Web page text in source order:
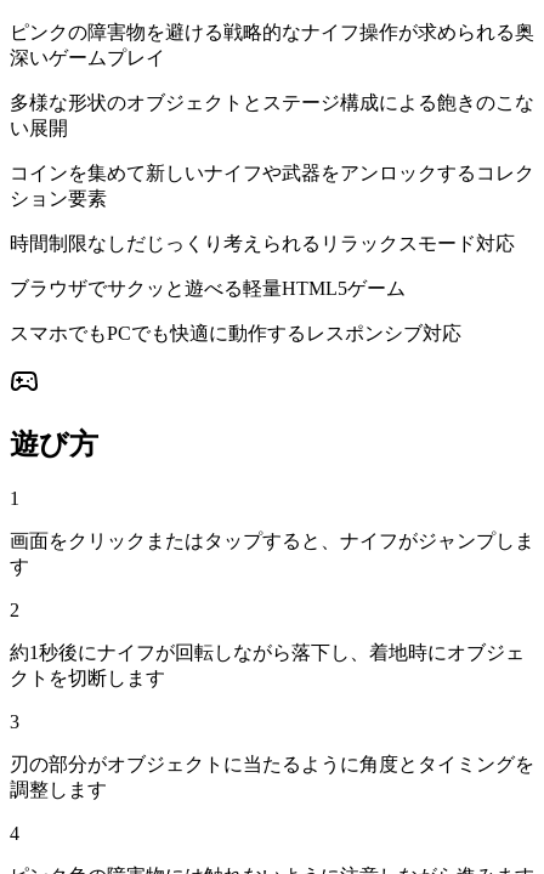
ピンクの障害物を避ける戦略的なナイフ操作が求められる奥
深いゲームプレイ
多様な形状のオブジェクトとステージ構成による飽きのこな
い展開
コインを集めて新しいナイフや武器をアンロックするコレク
ション要素
時間制限なしだじっくり考えられるリラックスモード対応
ブラウザでサクッと遊べる軽量HTML5ゲーム
スマホでもPCでも快適に動作するレスポンシブ対応
遊び方
1
画面をクリックまたはタップすると、ナイフがジャンプしま
す
2
約1秒後にナイフが回転しながら落下し、着地時にオブジェ
クトを切断します
3
刃の部分がオブジェクトに当たるように角度とタイミングを
調整します
4